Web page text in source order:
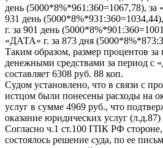
день (5000*8%*961:360=1067,78),
931 день
г. за 901 день
«ДАТА» г. за 873 дня
Таким образом, размер процентов
денежными средствами за период
составляет 6308 руб. 88 коп.
Судом установлено, что в связи с
истцом были понесены расходы на
услуг в сумме 4969 руб., что
оказание юридических услуг (л.д.87)
Согласно ч.1 ст.100 ГПК РФ стороне,
состоялось решение суда, по ее